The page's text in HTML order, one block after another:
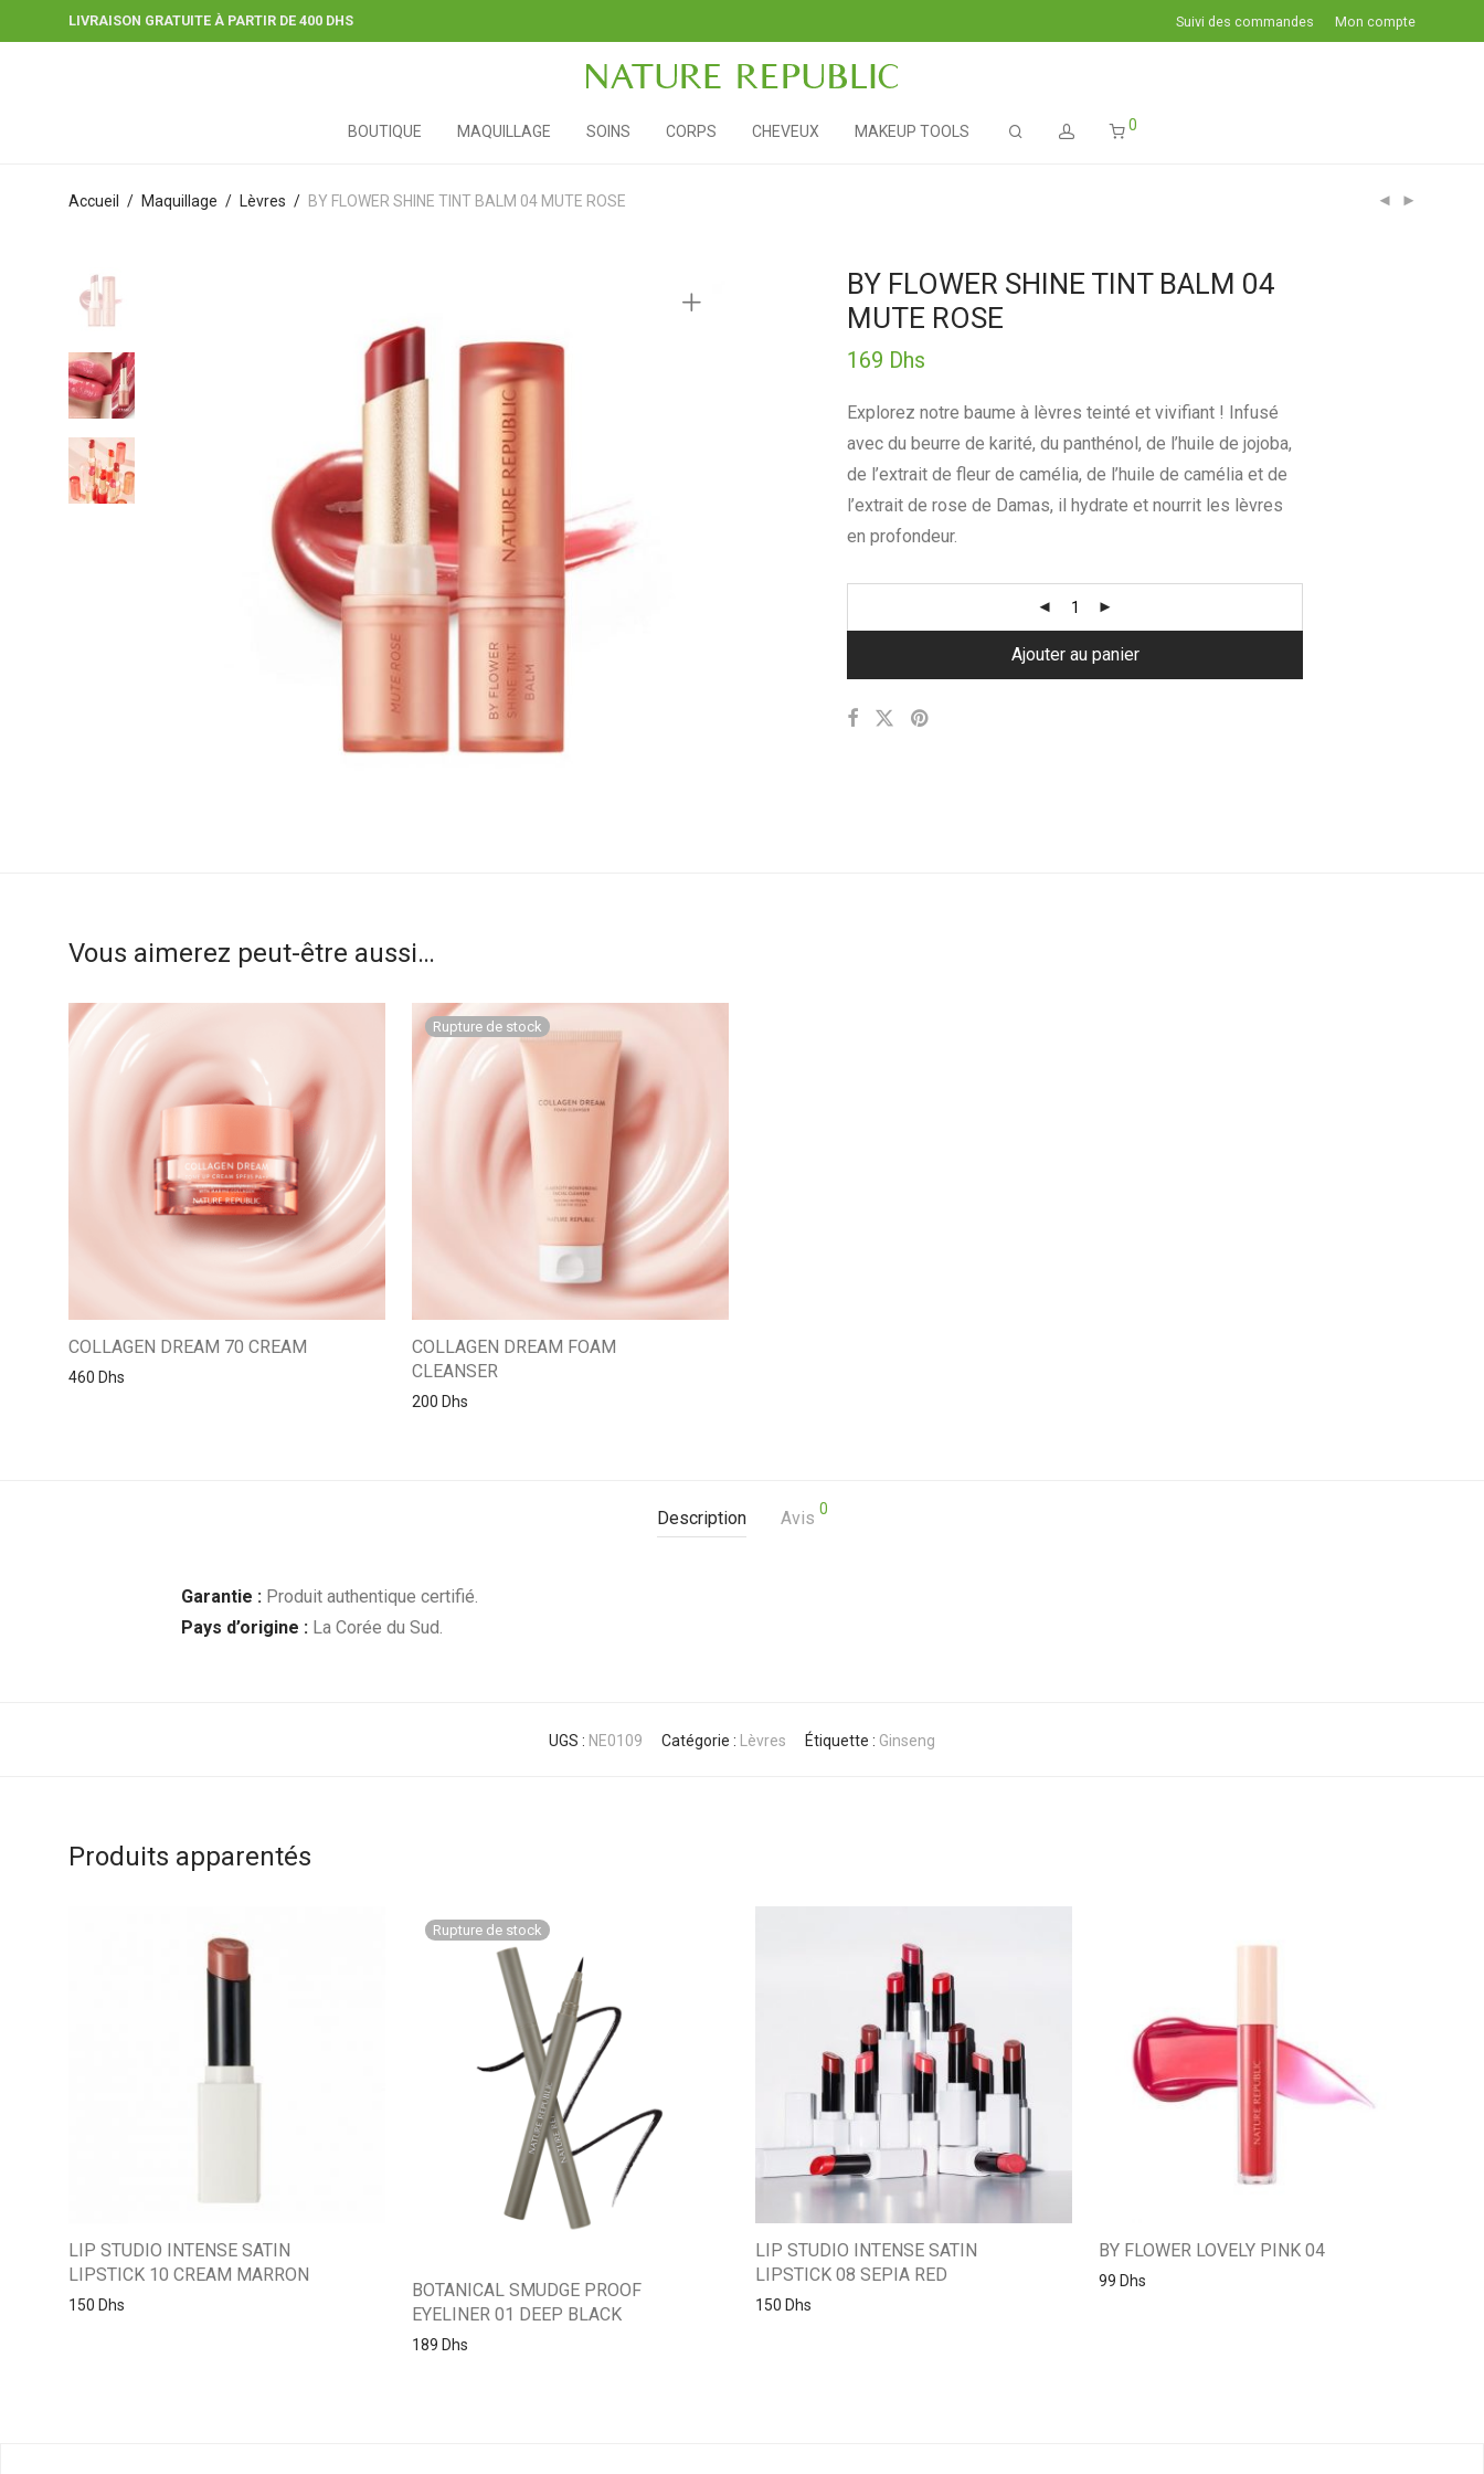
LIVRAISON GRATUITE À PARTIR DE 400 DHS Suivi des commandes Mon compte
BOUTIQUE MAQUILLAGE SOINS CORPS CHEVEUX MAKEUP TOOLS 0
Accueil / Maquillage / Lèvres / BY FLOWER SHINE TINT BALM 04 MUTE ROSE
BY FLOWER SHINE TINT BALM 04
MUTE ROSE
169 Dhs
Explorez notre baume à lèvres teinté et vivifiant ! Infusé
avec du beurre de karité, du panthénol, de l’huile de jojoba,
de l’extrait de fleur de camélia, de l’huile de camélia et de
l’extrait de rose de Damas, il hydrate et nourrit les lèvres
en profondeur.
Ajouter au panier
Vous aimerez peut-être aussi…
COLLAGEN DREAM 70 CREAM
460 Dhs
COLLAGEN DREAM FOAM
CLEANSER
200 Dhs
Description Avis 0
Garantie : Produit authentique certifié.
Pays d’origine : La Corée du Sud.
UGS : NE0109 Catégorie : Lèvres Étiquette : Ginseng
Produits apparentés
LIP STUDIO INTENSE SATIN
LIPSTICK 10 CREAM MARRON
150 Dhs
BOTANICAL SMUDGE PROOF
EYELINER 01 DEEP BLACK
189 Dhs
LIP STUDIO INTENSE SATIN
LIPSTICK 08 SEPIA RED
150 Dhs
BY FLOWER LOVELY PINK 04
99 Dhs